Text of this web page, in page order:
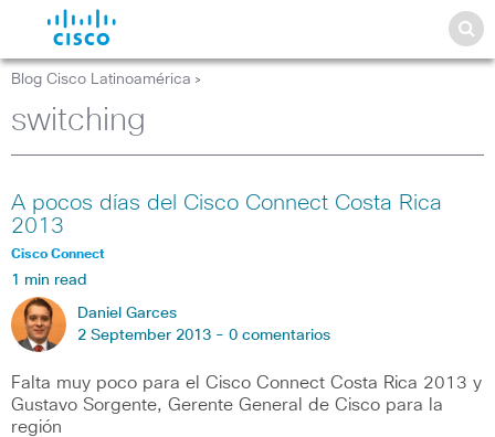
Blog Cisco Latinoamérica >
switching
A pocos días del Cisco Connect Costa Rica
2013
Cisco Connect
1 min read
Daniel Garces
2 September 2013 - 0 comentarios
Falta muy poco para el Cisco Connect Costa Rica 2013 y
Gustavo Sorgente, Gerente General de Cisco para la
región